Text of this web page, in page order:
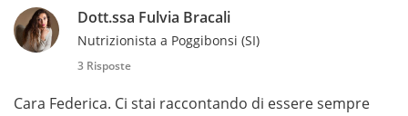
Dott.ssa Fulvia Bracali
Nutrizionista a Poggibonsi (SI)
3 Risposte
Cara Federica. Ci stai raccontando di essere sempre